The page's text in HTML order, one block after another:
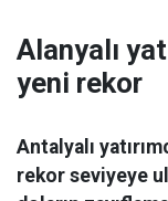
Alanyalı
yeni rekor
Antalyalı
rekor seviyeye